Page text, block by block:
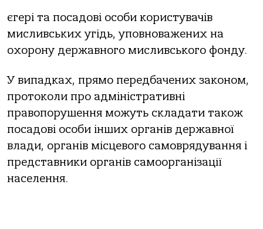
єгері та посадові особи користувачів
мисливських угідь, уповноважених на
охорону державного мисливського фонду.
У випадках, прямо передбачених законом,
протоколи про адміністративні
правопорушення можуть складати також
посадові особи інших органів державної
влади, органів місцевого самоврядування і
представники органів самоорганізації
населення.